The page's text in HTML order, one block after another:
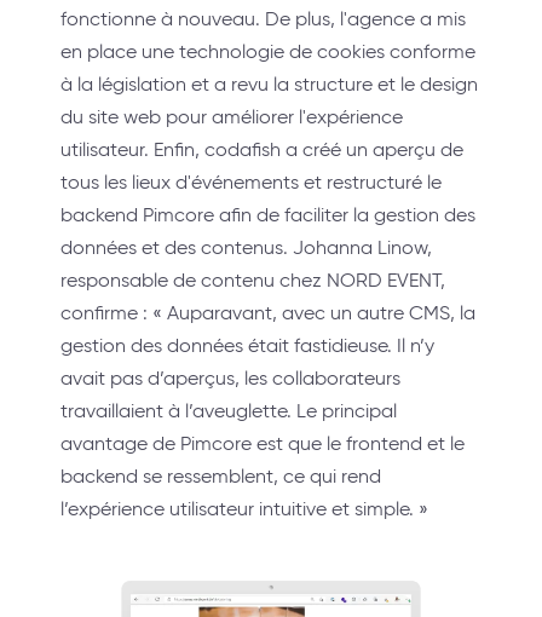
fonctionne à nouveau. De plus, l'agence a mis
en place une technologie de cookies conforme
à la législation et a revu la structure et le design
du site web pour améliorer l'expérience
utilisateur. Enfin, codafish a créé un aperçu de
tous les lieux d'événements et restructuré le
backend Pimcore afin de faciliter la gestion des
données et des contenus. Johanna Linow,
responsable de contenu chez NORD EVENT,
confirme : « Auparavant, avec un autre CMS, la
gestion des données était fastidieuse. Il n’y
avait pas d’aperçus, les collaborateurs
travaillaient à l’aveuglette. Le principal
avantage de Pimcore est que le frontend et le
backend se ressemblent, ce qui rend
l’expérience utilisateur intuitive et simple. »